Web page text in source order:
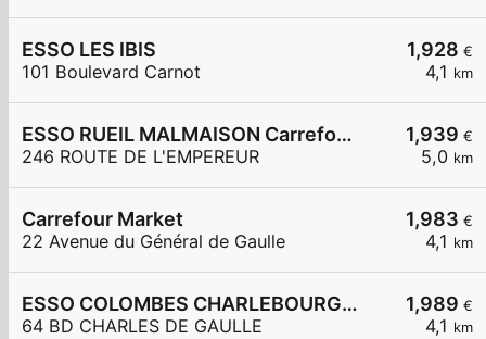
1,928 €
4,1 km
ESSO LES IBIS
101 Boulevard Carnot
1,939 €
5,0 km
ESSO RUEIL MALMAISON Carrefour Express
246 ROUTE DE L'EMPEREUR
1,983 €
4,1 km
Carrefour Market
22 Avenue du Général de Gaulle
1,989 €
4,1 km
ESSO COLOMBES CHARLEBOURG SUBWAY
64 BD CHARLES DE GAULLE